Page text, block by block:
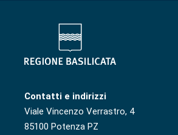
Contatti e indirizzi
Viale Vincenzo Verrastro, 4
85100 Potenza PZ